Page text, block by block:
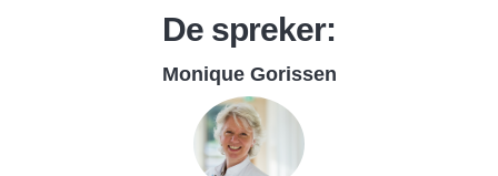
De spreker:
Monique Gorissen